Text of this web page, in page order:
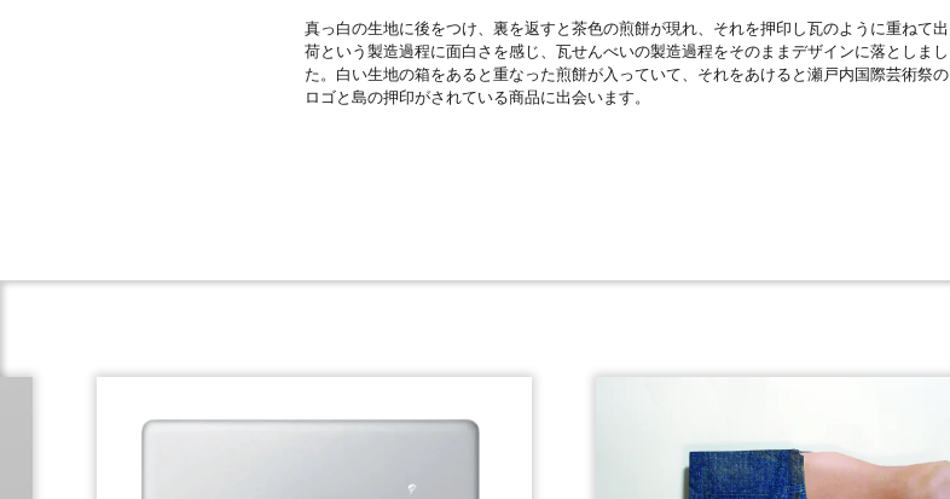
真っ白の生地に後をつけ、裏を返すと茶色の煎餅が現れ、それを押印し瓦のように重ねて出
荷という製造過程に面白さを感じ、瓦せんべいの製造過程をそのままデザインに落としまし
た。白い生地の箱をあると重なった煎餅が入っていて、それをあけると瀬戸内国際芸術祭の
ロゴと島の押印がされている商品に出会います。